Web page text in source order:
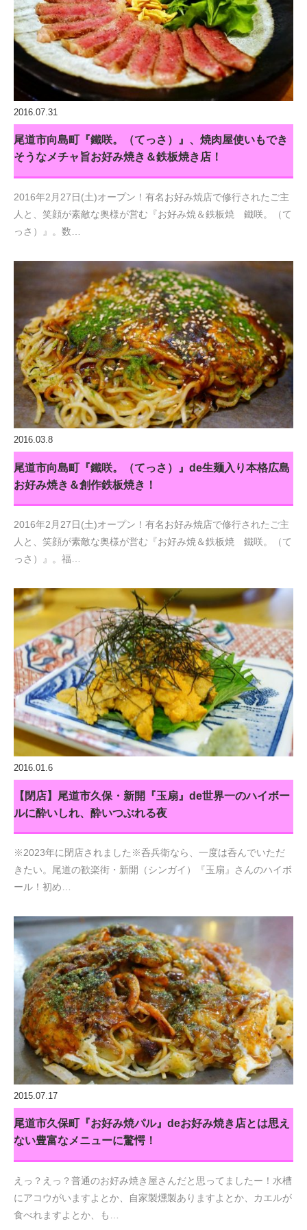
2016.07.31
尾道市向島町『鐵咲。（てっさ）』、焼肉屋使いもでき
そうなメチャ旨お好み焼き＆鉄板焼き店！
2016年2月27日(土)オープン！有名お好み焼店で修行されたご主
人と、笑顔が素敵な奥様が営む『お好み焼＆鉄板焼 鐵咲。（て
っさ）』。数…
2016.03.8
尾道市向島町『鐵咲。（てっさ）』de生麺入り本格広島
お好み焼き＆創作鉄板焼き！
2016年2月27日(土)オープン！有名お好み焼店で修行されたご主
人と、笑顔が素敵な奥様が営む『お好み焼＆鉄板焼 鐵咲。（て
っさ）』。福…
2016.01.6
【閉店】尾道市久保・新開『玉扇』de世界一のハイボー
ルに酔いしれ、酔いつぶれる夜
※2023年に閉店されました※呑兵衛なら、一度は呑んでいただ
きたい。尾道の歓楽街・新開（シンガイ）『玉扇』さんのハイボ
ール！初め…
2015.07.17
尾道市久保町『お好み焼パル』deお好み焼き店とは思え
ない豊富なメニューに驚愕！
えっ？えっ？普通のお好み焼き屋さんだと思ってましたー！水槽
にアコウがいますよとか、自家製燻製ありますよとか、カエルが
食べれますよとか、も…